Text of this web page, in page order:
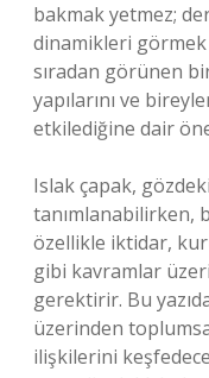
bakmak yetmez;
dinamikleri
sıradan görünen
yapılarını ve
etkilediğine dair
Islak çapak,
tanımlanabilirken,
özellikle iktidar,
gibi kavramlar
gerektirir. Bu
üzerinden
ilişkilerini